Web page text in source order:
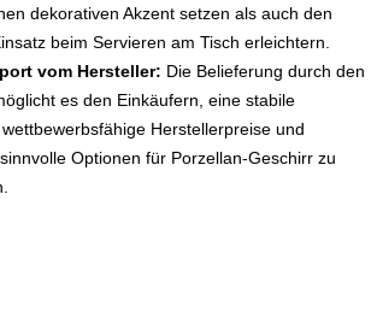
dekorativen Akzent setzen als auch den
beim Servieren am Tisch erleichtern.
vom Hersteller: Die Belieferung durch den
es den Einkäufern, eine stabile
Herstellerpreise und
Optionen für Porzellan-Geschirr zu